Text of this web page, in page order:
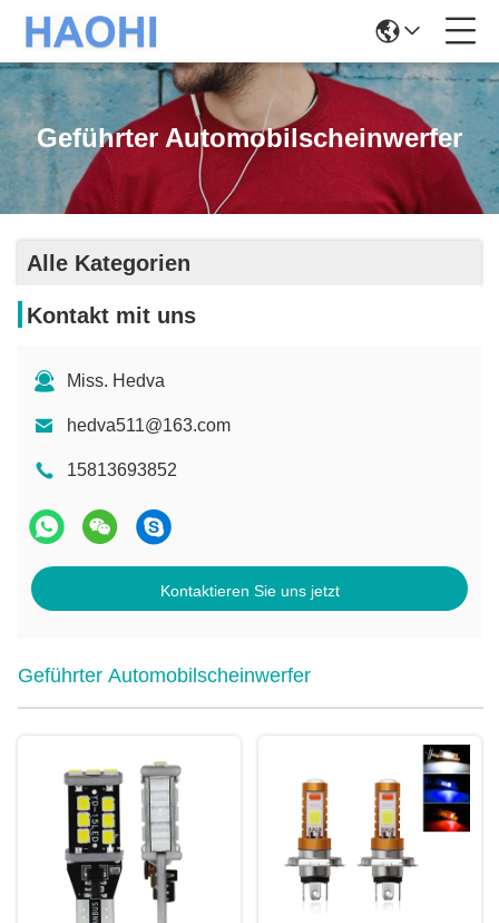
Geführter Automobilscheinwerfer
Alle Kategorien
Kontakt mit uns
Miss. Hedva
hedva511@163.com
15813693852
Kontaktieren Sie uns jetzt
Geführter Automobilscheinwerfer